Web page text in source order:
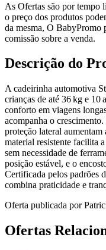
As Ofertas são por tempo
o preço dos produtos
da mesma, O BabyPromo
comissão sobre a venda.
Descrição do
A cadeirinha automotiva
crianças de até 36 kg e 10
conforto em viagens
acompanha o
proteção lateral aumentam
material resistente facilita
sem necessidade de
posição estável, e o
Certificada pelos padrões
combina praticidade e
Oferta publicada por
Ofertas